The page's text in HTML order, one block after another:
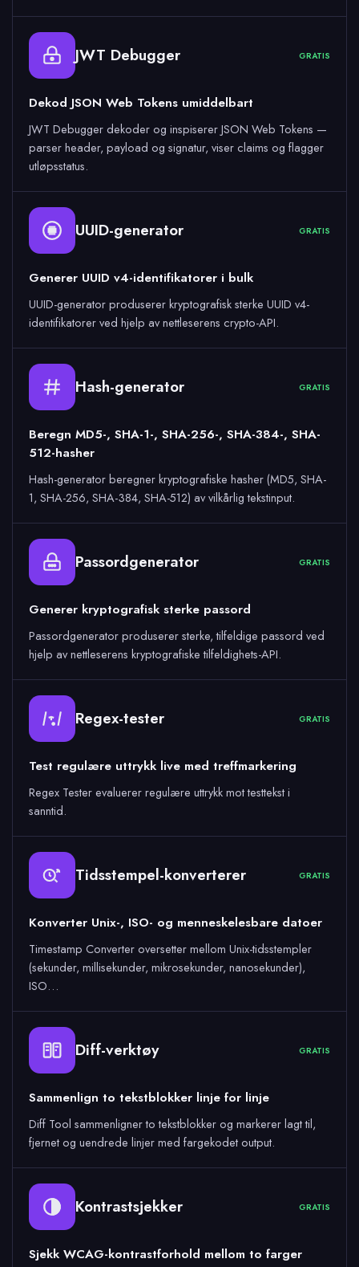
JWT Debugger GRATIS
Dekod JSON Web Tokens umiddelbart
JWT Debugger dekoder og inspiserer JSON Web Tokens —
parser header, payload og signatur, viser claims og flagger
utløpsstatus.
UUID-generator GRATIS
Generer UUID v4-identifikatorer i bulk
UUID-generator produserer kryptografisk sterke UUID v4-
identifikatorer ved hjelp av nettleserens crypto-API.
Hash-generator GRATIS
Beregn MD5-, SHA-1-, SHA-256-, SHA-384-, SHA-
512-hasher
Hash-generator beregner kryptografiske hasher (MD5, SHA-
1, SHA-256, SHA-384, SHA-512) av vilkårlig tekstinput.
Passordgenerator GRATIS
Generer kryptografisk sterke passord
Passordgenerator produserer sterke, tilfeldige passord ved
hjelp av nettleserens kryptografiske tilfeldighets-API.
Regex-tester GRATIS
Test regulære uttrykk live med treffmarkering
Regex Tester evaluerer regulære uttrykk mot testtekst i
sanntid.
Tidsstempel-konverterer GRATIS
Konverter Unix-, ISO- og menneskelesbare datoer
Timestamp Converter oversetter mellom Unix-tidsstempler
(sekunder, millisekunder, mikrosekunder, nanosekunder),
ISO…
Diff-verktøy GRATIS
Sammenlign to tekstblokker linje for linje
Diff Tool sammenligner to tekstblokker og markerer lagt til,
fjernet og uendrede linjer med fargekodet output.
Kontrastsjekker GRATIS
Sjekk WCAG-kontrastforhold mellom to farger